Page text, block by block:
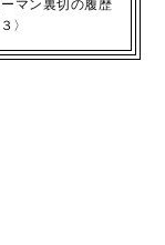
マン裏切の履歴
〉